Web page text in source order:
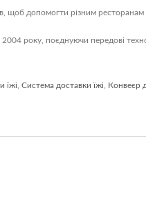
щоб допомогти різним
року, поєднуючи передові
їжі Система доставки їжі Конвеєр